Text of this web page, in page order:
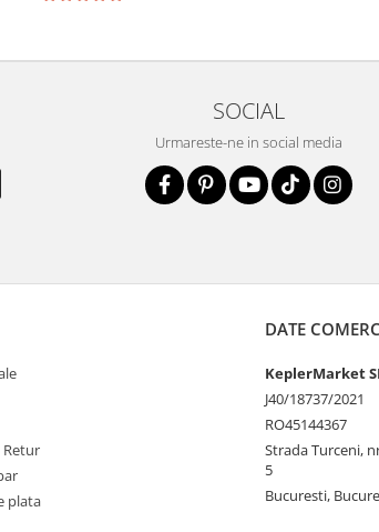
SOCIAL
Urmareste-ne in social media
Retur
plata
DATE
KeplerMarket
J40/18737/2021
RO45144367
Strada Turceni,
5
Bucuresti,